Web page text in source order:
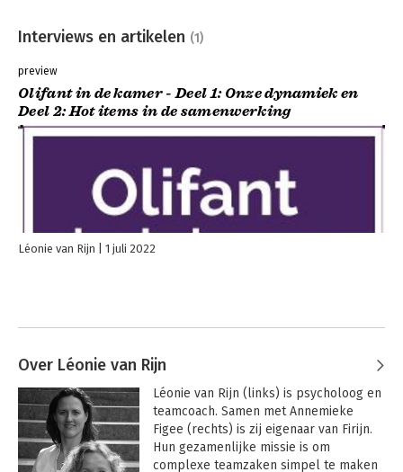
Interviews en artikelen (1)
preview
Olifant in de kamer - Deel 1: Onze dynamiek en
Deel 2: Hot items in de samenwerking
Léonie van Rijn 1 juli 2022
Over Léonie van Rijn
Léonie van Rijn (links) is psycholoog en
teamcoach. Samen met Annemieke
Figee (rechts) is zij eigenaar van Firijn.
Hun gezamenlijke missie is om
complexe teamzaken simpel te maken